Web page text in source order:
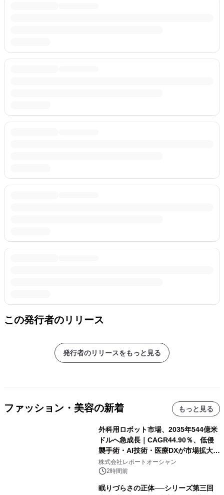
この発行者のリリース
発行者のリリースをもっと見る
ファッション・美容の新着 もっと見る
外科用ロボット市場、2035年544億米
ドルへ急成長｜CAGR44.90％、低侵
襲手術・AI技術・医療DXが市場拡大を
牽引
株式会社レポートオーシャン
2時間前
眠りづらさの正体──シリーズ第三回